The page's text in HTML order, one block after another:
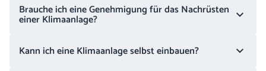
Brauche ich eine Genehmigung für das Nachrüsten
einer Klimaanlage?
Kann ich eine Klimaanlage selbst einbauen?